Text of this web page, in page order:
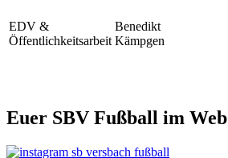
EDV &
Öffentlichkeitsarbeit
Benedikt
Kämpgen
Euer SBV Fußball im Web